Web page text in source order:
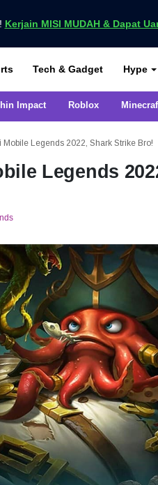
Kerjain MISI MUDAH & Dapat
Tech & Gadget Hype
Impact Roblox
Mobile Legends 2022, Shark Strike Bro!
Legends